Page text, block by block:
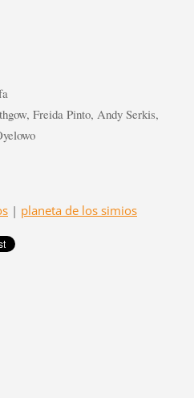
Freida Pinto, Andy Serkis,
| planeta de los simios